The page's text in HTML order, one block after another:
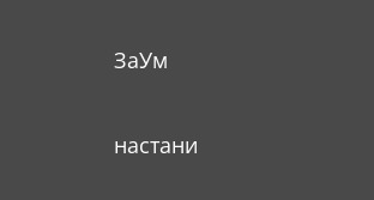
ЗаУм
настани